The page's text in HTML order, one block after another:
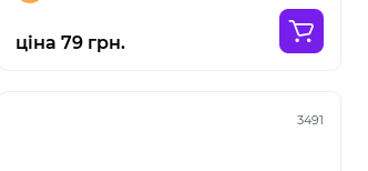
ціна 79 грн.
3491